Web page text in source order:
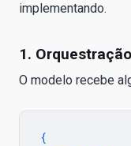
implementando.
1.
O modelo recebe
{